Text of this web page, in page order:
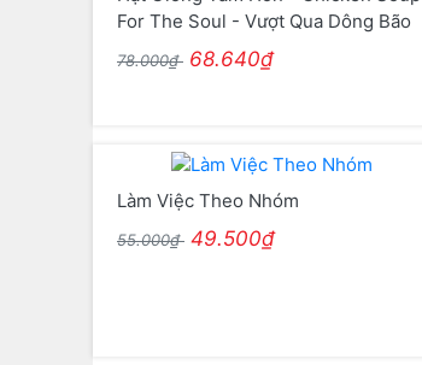
For The Soul - Vượt Qua Dông Bão
78.000₫ 68.640₫
Làm Việc Theo Nhóm
55.000₫ 49.500₫